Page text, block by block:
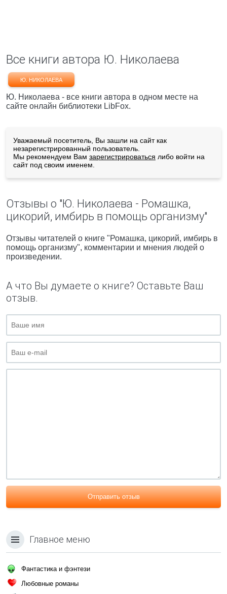
Все книги автора Ю. Николаева
Ю. НИКОЛАЕВА
Ю. Николаева - все книги автора в одном месте на
сайте онлайн библиотеки LibFox.
Уважаемый посетитель, Вы зашли на сайт как
незарегистрированный пользователь.
Мы рекомендуем Вам зарегистрироваться либо войти на
сайт под своим именем.
Отзывы о "Ю. Николаева - Ромашка,
цикорий, имбирь в помощь организму"
Отзывы читателей о книге "Ромашка, цикорий, имбирь в
помощь организму", комментарии и мнения людей о
произведении.
А что Вы думаете о книге? Оставьте Ваш
отзыв.
Отправить отзыв
Главное меню
Фантастика и фэнтези
Любовные романы